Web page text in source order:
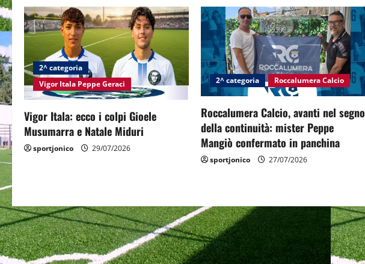
a
v
i
g
a
t
n
2^ categoria
Vigor Itala Peppe Geraci
Vigor Itala: ecco i colpi Gioele
Musumarra e Natale Miduri
sportjonico 29/07/2026
2^ categoria Roccalumera Calcio
Roccalumera Calcio, avanti nel segno
della continuità: mister Peppe
Mangiò confermato in panchina
sportjonico 27/07/2026